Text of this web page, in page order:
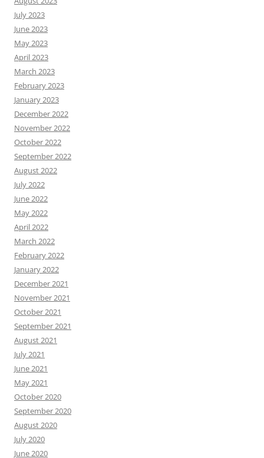
July 2023
June 2023
May 2023
April 2023
March 2023
February 2023
January 2023
December 2022
November 2022
October 2022
September 2022
August 2022
July 2022
June 2022
May 2022
April 2022
March 2022
February 2022
January 2022
December 2021
November 2021
October 2021
September 2021
August 2021
July 2021
June 2021
May 2021
October 2020
September 2020
August 2020
July 2020
June 2020